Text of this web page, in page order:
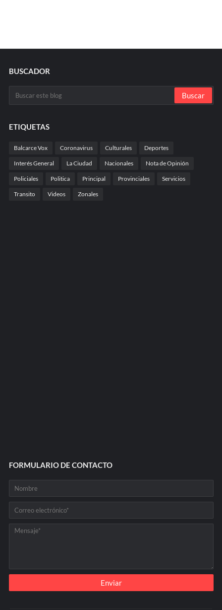
BUSCADOR
ETIQUETAS
Balcarce Vox Coronavirus Culturales Deportes
Interés General La Ciudad Nacionales Nota de Opinión
Policiales Politica Principal Provinciales Servicios
Transito Videos Zonales
FORMULARIO DE CONTACTO